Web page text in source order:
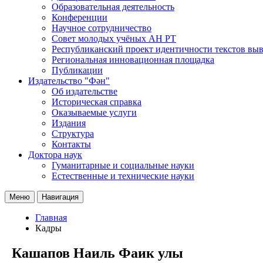
Образовательная деятельность
Конференции
Научное сотрудничество
Совет молодых учёных АН РТ
Республиканский проект идентичности текстов
Региональная инновационная площадка
Публикации
Издательство "Фән"
Об издательстве
Историческая справка
Оказываемые услуги
Издания
Структура
Контакты
Доктора наук
Гуманитарные и социальные науки
Естественные и технические науки
Меню Навигация
Главная
Кадры
Кашапов Наиль Фаик улы